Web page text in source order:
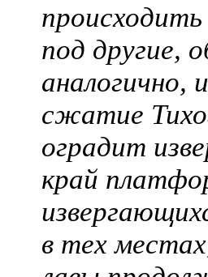
под другие,
сжатие
оградит
край
в тех